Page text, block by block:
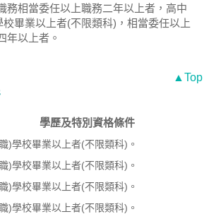
務相當委任以上職務二年以上者，高中
校畢業以上者(不限類科)，相當委任以上
年以上者。
▲Top
學歷及特別資格條件
)學校畢業以上者(不限類科)。
)學校畢業以上者(不限類科)。
)學校畢業以上者(不限類科)。
)學校畢業以上者(不限類科)。